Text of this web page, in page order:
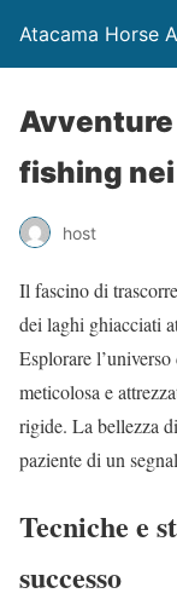
Atacama Horse
Avventure
fishing
host
Il fascino di
dei laghi ghiacciati
Esplorare l’universo
meticolosa e
rigide. La bellezza
paziente di un
Tecniche e
successo